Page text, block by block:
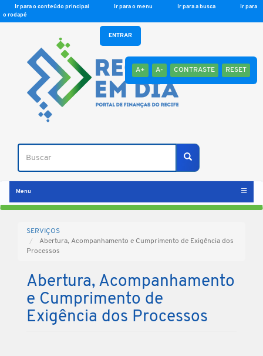
Ir para o conteúdo principal Ir para o menu Ir para a busca
Ir para
o rodapé
A+ A- CONTRASTE RESET
Buscar
Buscar
ENTRAR
Menu
SERVIÇOS
Abertura, Acompanhamento e Cumprimento de Exigência dos
Processos
Abertura, Acompanhamento
e Cumprimento de
Exigência dos Processos